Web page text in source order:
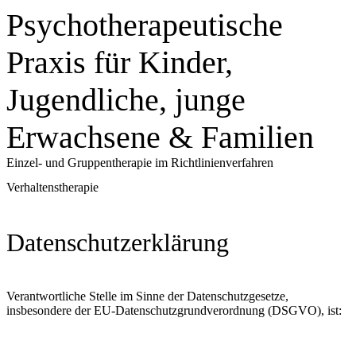
Psychotherapeutische
Praxis für Kinder,
Jugendliche, junge
Erwachsene & Familien
Einzel- und Gruppentherapie im Richtlinienverfahren
Verhaltenstherapie
Datenschutzerklärung
Verantwortliche Stelle im Sinne der Datenschutzgesetze,
insbesondere der EU-Datenschutzgrundverordnung (DSGVO), ist: